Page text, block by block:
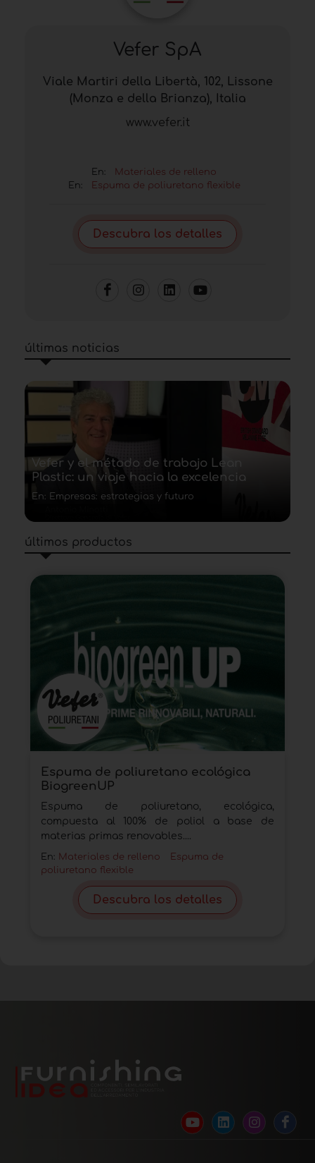
Vefer SpA
Viale Martiri della Libertà, 102, Lissone
(Monza e della Brianza), Italia
www.vefer.it
En:
Materiales de relleno
En:
Espuma de poliuretano flexible
Descubra los detalles
últimas noticias
Vefer y el método de trabajo Lean
Plastic: un viaje hacia la excelencia
En: Empresas: estrategias y futuro
últimos productos
Espuma de poliuretano ecológica
BiogreenUP
Espuma de poliuretano, ecológica,
compuesta al 100% de poliol a base de
materias primas renovables....
En: Materiales de relleno
Espuma de
poliuretano flexible
Descubra los detalles